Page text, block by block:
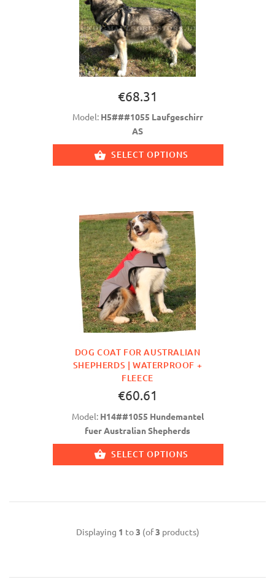
€68.31
Model: H5###1055 Laufgeschirr
AS
SELECT OPTIONS
DOG COAT FOR AUSTRALIAN
SHEPHERDS | WATERPROOF +
FLEECE
€60.61
Model: H14##1055 Hundemantel
fuer Australian Shepherds
SELECT OPTIONS
Displaying 1 to3 (of3 products)